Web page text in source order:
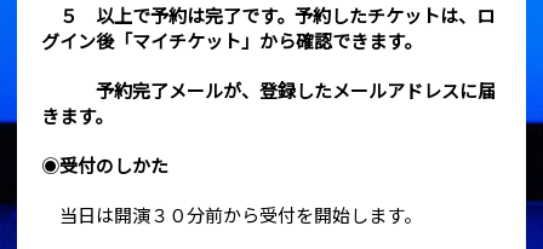
５ 以上で予約は完了です。予約したチケットは、ロ
グイン後「マイチケット」から確認できます。
予約完了メールが、登録したメールアドレスに届
きます。
◉受付のしかた
当日は開演３０分前から受付を開始します。